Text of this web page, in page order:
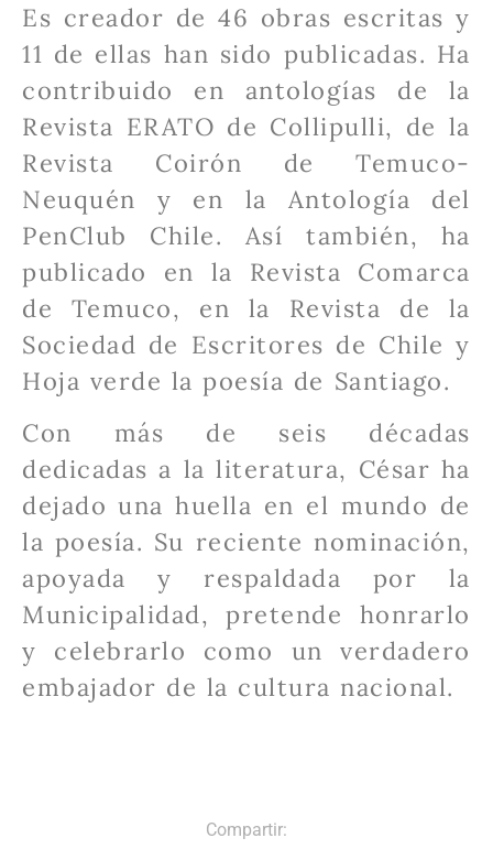
Es creador de 46 obras escritas y
11 de ellas han sido publicadas. Ha
contribuido en antologías de la
Revista ERATO de Collipulli, de la
Revista Coirón de Temuco-
Neuquén y en la Antología del
PenClub Chile. Así también, ha
publicado en la Revista Comarca
de Temuco, en la Revista de la
Sociedad de Escritores de Chile y
Hoja verde la poesía de Santiago.
Con más de seis décadas
dedicadas a la literatura, César ha
dejado una huella en el mundo de
la poesía. Su reciente nominación,
apoyada y respaldada por la
Municipalidad, pretende honrarlo
y celebrarlo como un verdadero
embajador de la cultura nacional.
Compartir: